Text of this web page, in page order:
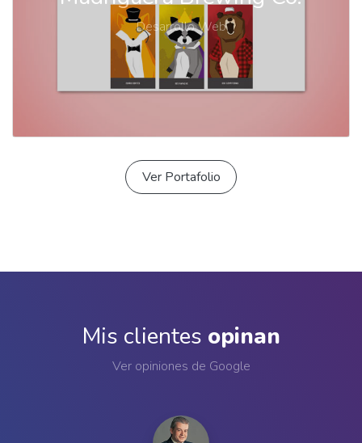
Desarrollo Web
Ver Portafolio
Mis clientes opinan
Ver opiniones de Google